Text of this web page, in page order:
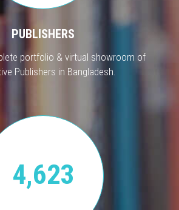
PUBLISHERS
portfolio & virtual showroom of
Publishers in Bangladesh.
4,623